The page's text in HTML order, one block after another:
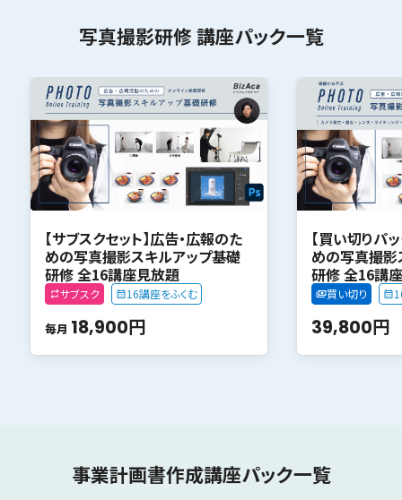
写真撮影研修 講座パック一覧
【サブスクセット】広告・広報のた
めの写真撮影スキルアップ基礎
研修 全16講座見放題
サブスク 16講座をふくむ
毎月 18,900円
【買い切りパ
めの写真撮影
研修 全16講
買い切り
39,800円
事業計画書作成講座パック一覧